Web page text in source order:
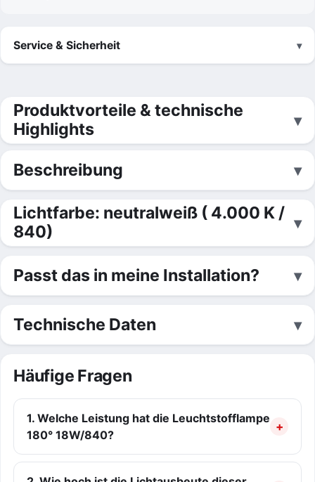
Service & Sicherheit
Produktvorteile & technische
Highlights
Beschreibung
Lichtfarbe: neutralweiß ( 4.000 K /
840)
Passt das in meine Installation?
Technische Daten
Häufige Fragen
1. Welche Leistung hat die Leuchtstofflampe
180° 18W/840?